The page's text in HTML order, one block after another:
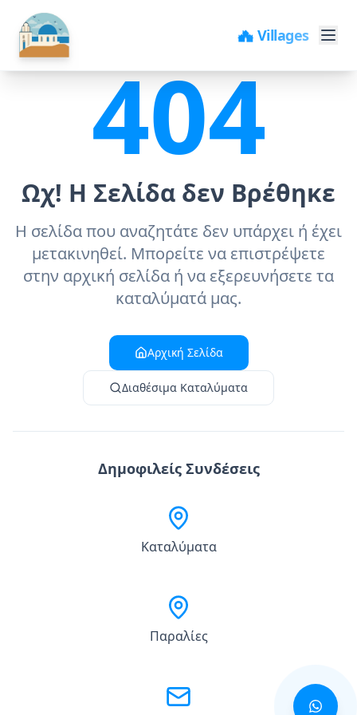
🏘️ Villages
404
Ωχ! Η Σελίδα δεν Βρέθηκε
Η σελίδα που αναζητάτε δεν υπάρχει ή έχει
μετακινηθεί. Μπορείτε να επιστρέψετε
στην αρχική σελίδα ή να εξερευνήσετε τα
καταλύματά μας.
Αρχική Σελίδα
Διαθέσιμα Καταλύματα
Δημοφιλείς Συνδέσεις
Καταλύματα
Παραλίες